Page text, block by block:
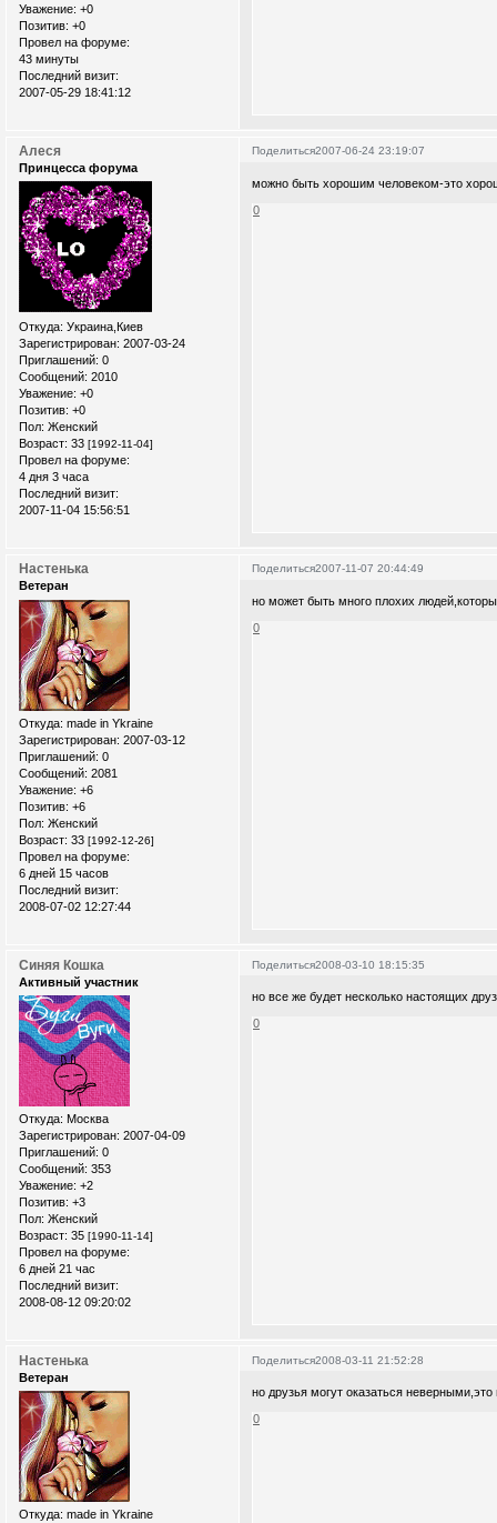
Уважение: +0
Позитив: +0
Провел на форуме:
43 минуты
Последний визит:
2007-05-29 18:41:12
Поделиться2007-06-24 23:19:07
Алеся
Принцесса форума
Откуда: Украина,Киев
Зарегистрирован: 2007-03-24
Приглашений: 0
Сообщений: 2010
Уважение: +0
Позитив: +0
Пол: Женский
Возраст: 33 [1992-11-04]
Провел на форуме:
4 дня 3 часа
Последний визит:
2007-11-04 15:56:51
можно быть хорошим человеком-это
0
Поделиться2007-11-07 20:44:49
Настенька
Ветеран
Откуда: made in Ykraine
Зарегистрирован: 2007-03-12
Приглашений: 0
Сообщений: 2081
Уважение: +6
Позитив: +6
Пол: Женский
Возраст: 33 [1992-12-26]
Провел на форуме:
6 дней 15 часов
Последний визит:
2008-07-02 12:27:44
но может быть много плохих
0
Поделиться2008-03-10 18:15:35
Синяя Кошка
Активный участник
Откуда: Москва
Зарегистрирован: 2007-04-09
Приглашений: 0
Сообщений: 353
Уважение: +2
Позитив: +3
Пол: Женский
Возраст: 35 [1990-11-14]
Провел на форуме:
6 дней 21 час
Последний визит:
2008-08-12 09:20:02
но все же будет несколько настоящих
0
Поделиться2008-03-11 21:52:28
Настенька
Ветеран
Откуда: made in Ykraine
но друзья могут оказаться неверными,это
0